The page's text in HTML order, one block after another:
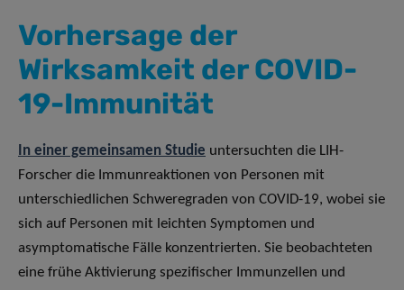
Vorhersage der
Wirksamkeit der COVID-
19-Immunität
In einer gemeinsamen Studie untersuchten die LIH-
Forscher die Immunreaktionen von Personen mit
unterschiedlichen Schweregraden von COVID-19, wobei sie
sich auf Personen mit leichten Symptomen und
asymptomatische Fälle konzentrierten. Sie beobachteten
eine frühe Aktivierung spezifischer Immunzellen und